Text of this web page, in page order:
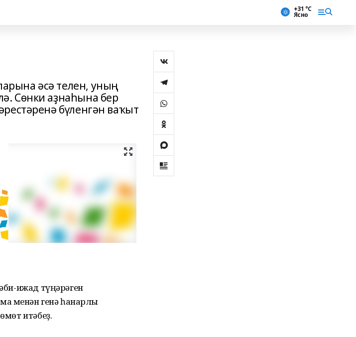
+31 °С
Ясно
әсә телен, уның
Сөнки аҙнаһына бер
бүленгән ваҡыт
ижад түңәрәген
менән генә һанарлыҡ
итәбеҙ.